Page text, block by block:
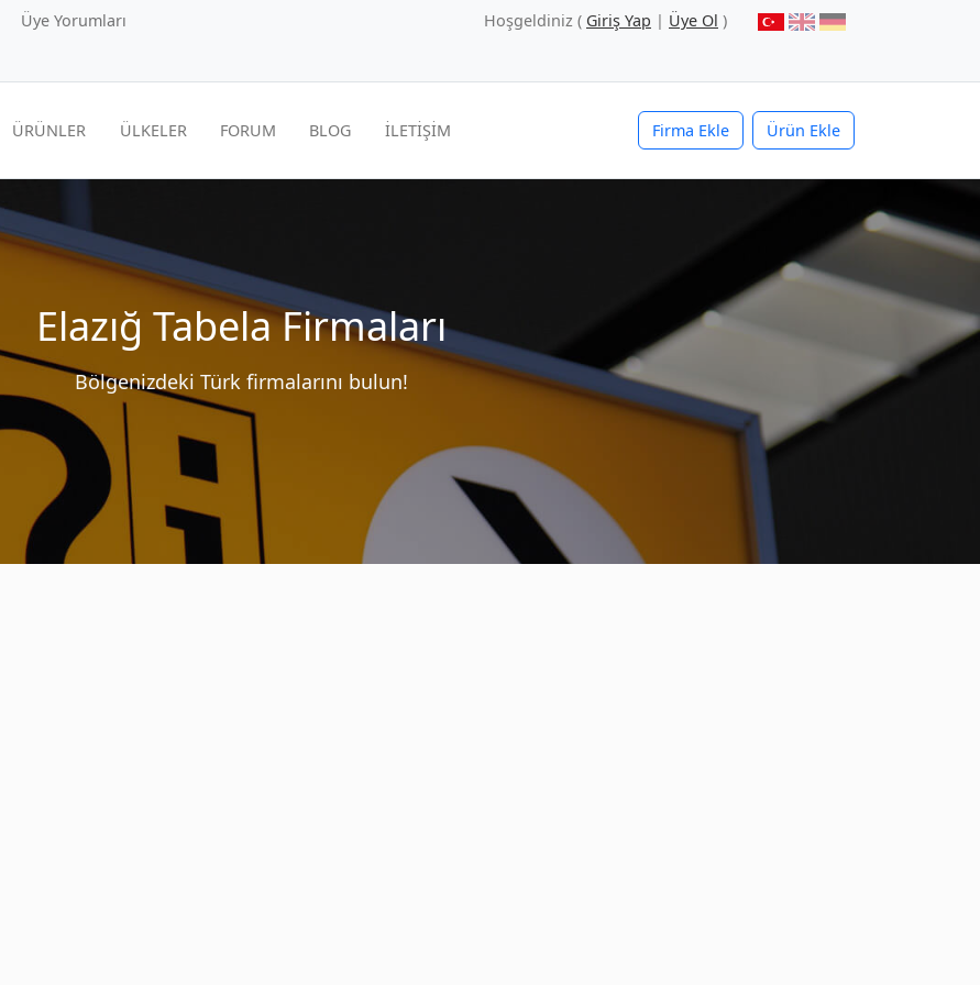
Üye Yorumları
Hoşgeldiniz ( Giriş Yap | Üye Ol )
Firma Ekle Ürün Ekle
ÜRÜNLER ÜLKELER FORUM BLOG İLETİŞİM
Elazığ Tabela Firmaları
Bölgenizdeki Türk firmalarını bulun!